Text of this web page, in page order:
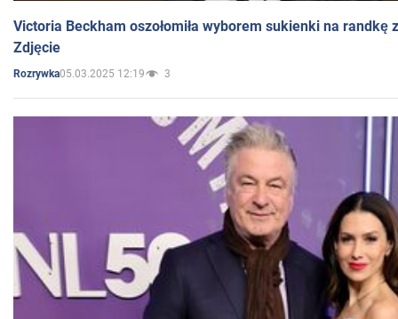
Victoria Beckham oszołomiła wyborem sukienki na randkę
Zdjęcie
Rozrywka05.03.2025 12:19 3